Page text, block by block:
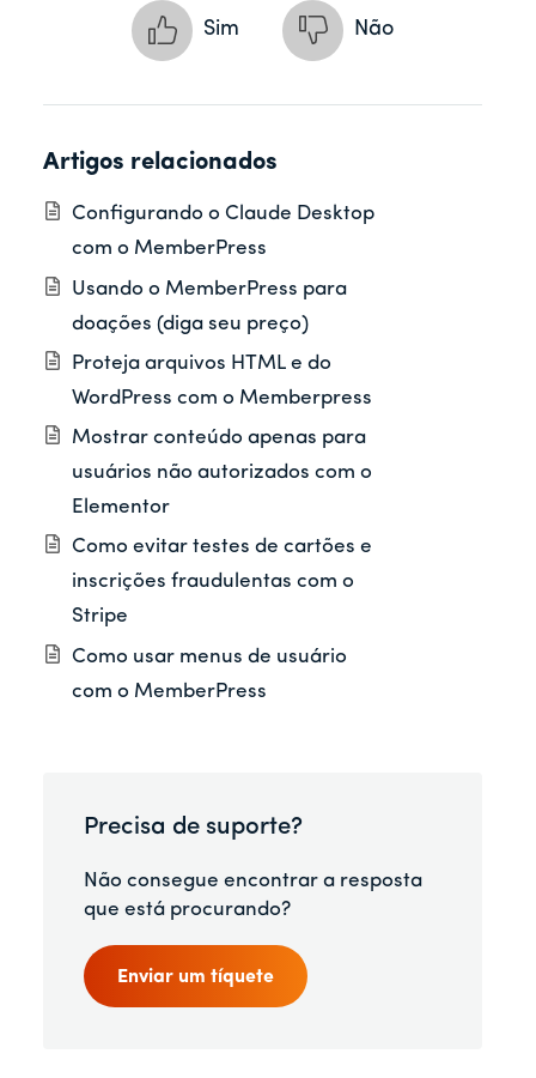
Sim Não
Artigos relacionados
Configurando o Claude Desktop
com o MemberPress
Usando o MemberPress para
doações (diga seu preço)
Proteja arquivos HTML e do
WordPress com o Memberpress
Mostrar conteúdo apenas para
usuários não autorizados com o
Elementor
Como evitar testes de cartões e
inscrições fraudulentas com o
Stripe
Como usar menus de usuário
com o MemberPress
Precisa de suporte?
Não consegue encontrar a resposta
que está procurando?
Enviar um tíquete